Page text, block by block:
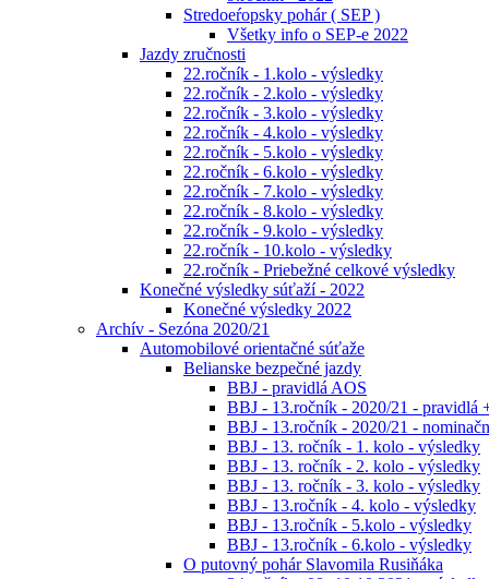
Stredoeŕopsky pohár ( SEP )
Všetky info o SEP-e 2022
Jazdy zručnosti
22.ročník - 1.kolo - výsledky
22.ročník - 2.kolo - výsledky
22.ročník - 3.kolo - výsledky
22.ročník - 4.kolo - výsledky
22.ročník - 5.kolo - výsledky
22.ročník - 6.kolo - výsledky
22.ročník - 7.kolo - výsledky
22.ročník - 8.kolo - výsledky
22.ročník - 9.kolo - výsledky
22.ročník - 10.kolo - výsledky
22.ročník - Priebežné celkové výsledky
Konečné výsledky súťaží - 2022
Konečné výsledky 2022
Archív - Sezóna 2020/21
Automobilové orientačné súťaže
Belianske bezpečné jazdy
BBJ - pravidlá AOS
BBJ - 13.ročník - 2020/21 - pravidlá
BBJ - 13.ročník - 2020/21 -
BBJ - 13. ročník - 1. kolo - výsledky
BBJ - 13. ročník - 2. kolo - výsledky
BBJ - 13. ročník - 3. kolo - výsledky
BBJ - 13.ročník - 4. kolo - výsledky
BBJ - 13.ročník - 5.kolo - výsledky
BBJ - 13.ročník - 6.kolo - výsledky
O putovný pohár Slavomila Rusiňáka